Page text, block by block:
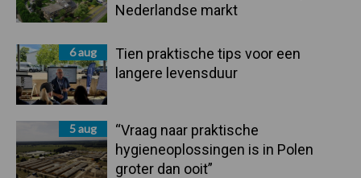
Nederlandse markt
6 aug
Tien praktische tips voor een
langere levensduur
5 aug
“Vraag naar praktische
hygieneoplossingen is in Polen
groter dan ooit”